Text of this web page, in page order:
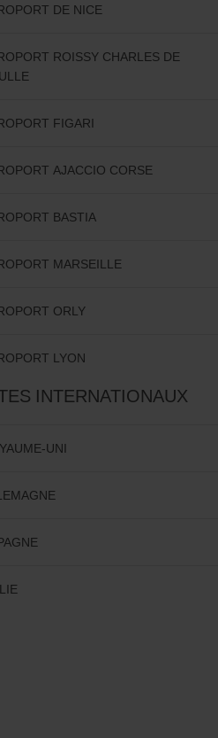
DE NICE
ROISSY CHARLES DE
FIGARI
AJACCIO CORSE
BASTIA
MARSEILLE
ORLY
LYON
INTERNATIONAUX
UNI